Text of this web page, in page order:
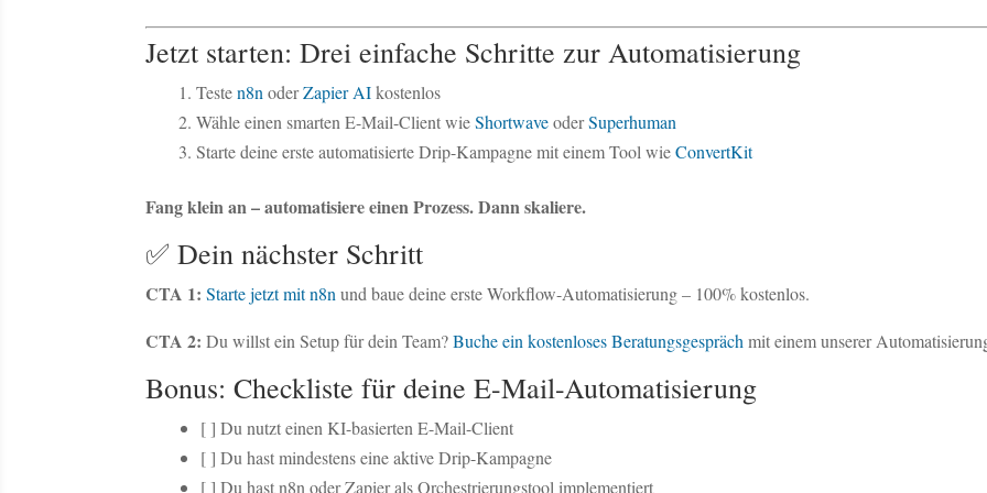
Jetzt starten: Drei einfache Schritte zur Automatisierung
Testen8n oderZapier AIkostenlos
Wähle einen smarten E-Mail-Client wieShortwaveoderSuperhuman
Starte deine erste automatisierte Drip-Kampagne mit einem Tool wieConvertKit
Fang klein an – automatisiere einen Prozess. Dann skaliere.
✅ Dein nächster Schritt
CTA 1: Starte jetzt mit n8n und baue deine erste Workflow-Automatisierung – 100% kostenlos.
CTA 2: Du willst ein Setup für dein Team?Buche ein kostenloses Beratungsgespräch mit einem unserer
Bonus: Checkliste für deine E-Mail-Automatisierung
[ ] Du nutzt einen KI-basierten E-Mail-Client
[ ] Du hast mindestens eine aktive Drip-Kampagne
[ ] Du hast n8n oder Zapier als Orchestrierungstool implementiert